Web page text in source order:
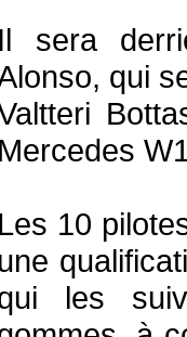
Il sera
qui
Mercedes
Les 10
les